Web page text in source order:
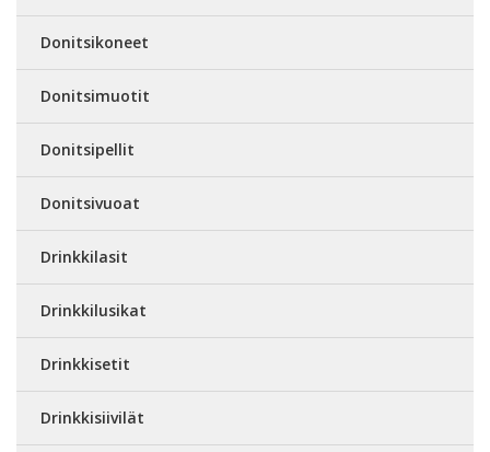
Donitsikoneet
Donitsimuotit
Donitsipellit
Donitsivuoat
Drinkkilasit
Drinkkilusikat
Drinkkisetit
Drinkkisiivilät